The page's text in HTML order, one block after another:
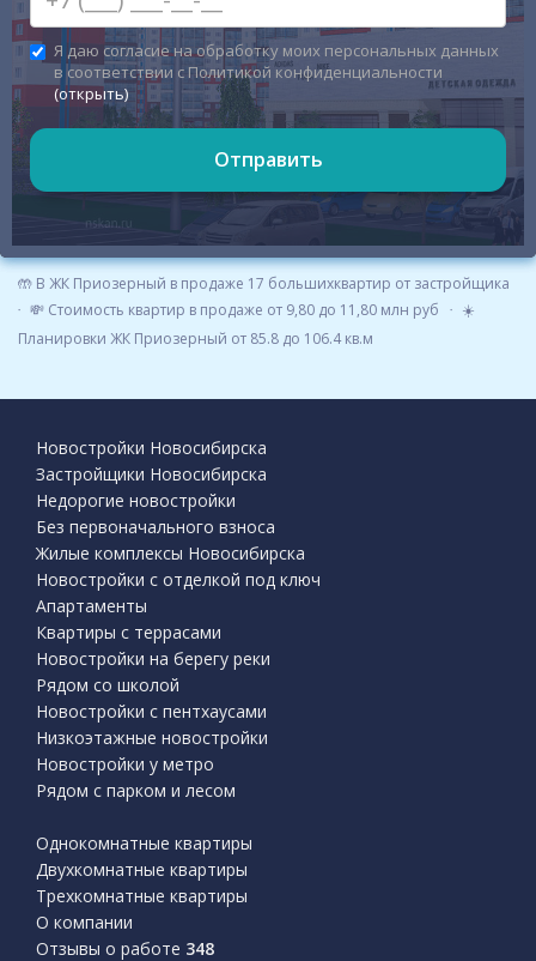
🤲 В ЖК Приозерный в продаже 17 большихквартир от застройщика
💸 Стоимость квартир в продаже от 9,80 до 11,80 млн руб
☀️
Планировки ЖК Приозерный от 85.8 до 106.4 кв.м
Я даю согласие на обработку моих персональных данных
в соответствии с Политикой конфиденциальности
(открыть)
Отправить
Новостройки Новосибирска
Застройщики Новосибирска
Недорогие новостройки
Без первоначального взноса
Жилые комплексы Новосибирска
Новостройки с отделкой под ключ
Апартаменты
Квартиры с террасами
Новостройки на берегу реки
Рядом со школой
Новостройки с пентхаусами
Низкоэтажные новостройки
Новостройки у метро
Рядом с парком и лесом
Однокомнатные квартиры
Двухкомнатные квартиры
Трехкомнатные квартиры
О компании
Отзывы о работе 348